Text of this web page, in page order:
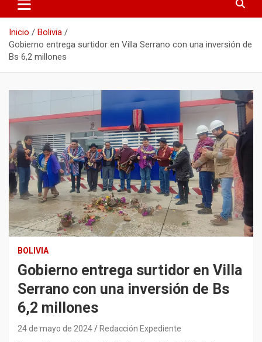
Inicio
Bolivia
Gobierno entrega surtidor en Villa Serrano con una inversión de
Bs 6,2 millones
BOLIVIA
Gobierno entrega surtidor en Villa
Serrano con una inversión de Bs
6,2 millones
24 de mayo de 2024 Redacción Expediente